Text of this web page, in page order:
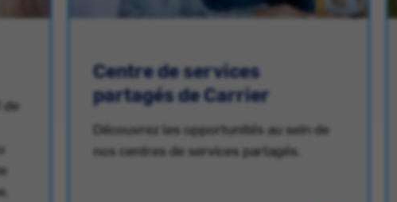
Centre de services
partagés de Carrier
Découvrez les opportunités au sein de
nos centres de services partagés.